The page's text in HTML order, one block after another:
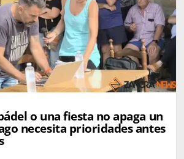
o una fiesta no apaga un
necesita prioridades antes